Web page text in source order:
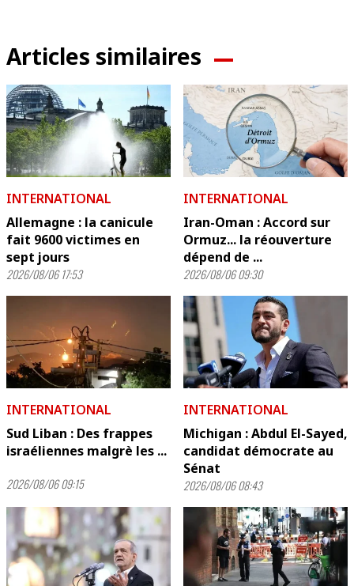
Articles similaires
INTERNATIONAL
Allemagne : la canicule
fait 9600 victimes en
sept jours
2026/08/06 17:53
INTERNATIONAL
Iran-Oman : Accord sur
Ormuz... la réouverture
dépend de ...
2026/08/06 09:30
INTERNATIONAL
Sud Liban : Des frappes
israéliennes malgrè les ...
2026/08/06 09:15
INTERNATIONAL
Michigan : Abdul El-Sayed,
candidat démocrate au
Sénat
2026/08/06 08:43